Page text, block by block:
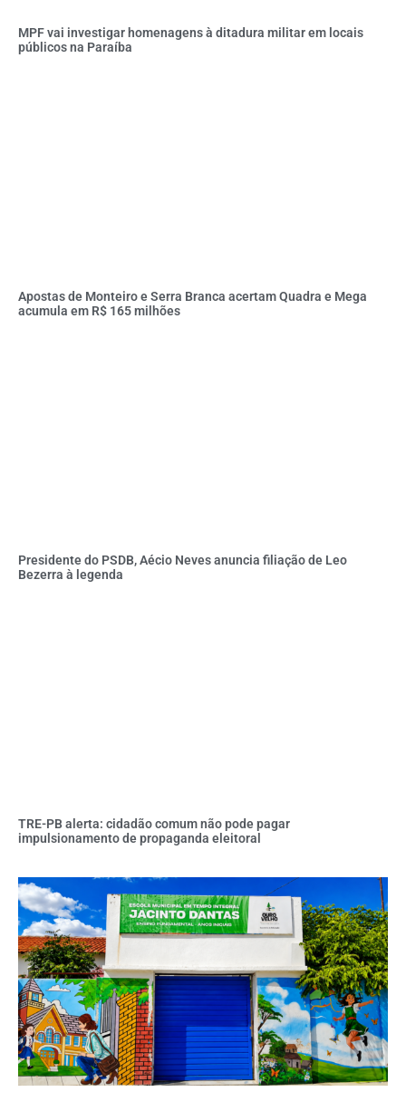
MPF vai investigar homenagens à ditadura militar em locais
públicos na Paraíba
Apostas de Monteiro e Serra Branca acertam Quadra e Mega
acumula em R$ 165 milhões
Presidente do PSDB, Aécio Neves anuncia filiação de Leo
Bezerra à legenda
TRE-PB alerta: cidadão comum não pode pagar
impulsionamento de propaganda eleitoral